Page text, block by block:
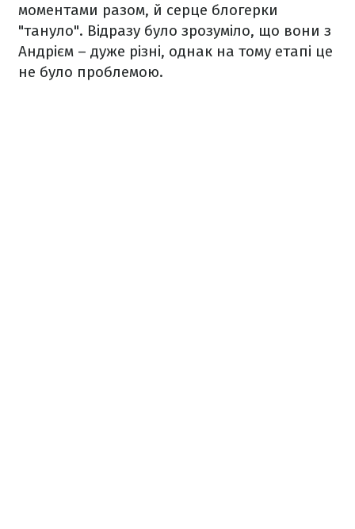
моментами разом, й серце блогерки
"тануло". Відразу було зрозуміло, що вони з
Андрієм – дуже різні, однак на тому етапі це
не було проблемою.